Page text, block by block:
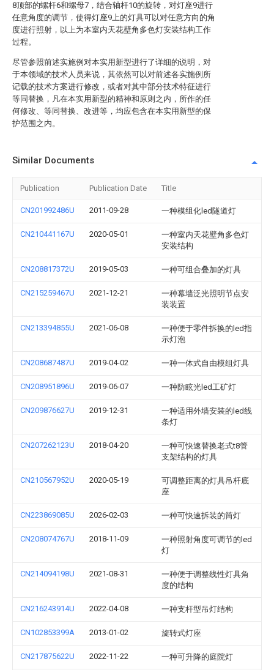
8顶部的螺杆6和螺母7，结合轴杆10的旋转，对灯座9进行
任意角度的调节，使得灯座9上的灯具可以对任意方向的角
度进行照射，以上为本室内天花壁角多色灯安装结构工作
过程。
尽管参照前述实施例对本实用新型进行了详细的说明，对
于本领域的技术人员来说，其依然可以对前述各实施例所
记载的技术方案进行修改，或者对其中部分技术特征进行
等同替换，凡在本实用新型的精神和原则之内，所作的任
何修改、等同替换、改进等，均应包含在本实用新型的保
护范围之内。
Similar Documents
Publication Publication Date Title
CN201992486U 2011-09-28 一种模组化led隧道灯
CN210441167U 2020-05-01
一种室内天花壁角多色灯
安装结构
CN208817372U 2019-05-03 一种可组合叠加的灯具
CN215259467U 2021-12-21
一种幕墙泛光照明节点安
装装置
CN213394855U 2021-06-08
一种便于零件拆换的led指
示灯泡
CN208687487U 2019-04-02 一种一体式自由模组灯具
CN208951896U 2019-06-07 一种防眩光led工矿灯
CN209876627U 2019-12-31
一种适用外墙安装的led线
条灯
CN207262123U 2018-04-20
一种可快速替换老式t8管
支架结构的灯具
CN210567952U 2020-05-19
可调整距离的灯具吊杆底
座
CN223869085U 2026-02-03 一种可快速拆装的筒灯
CN208074767U 2018-11-09
一种照射角度可调节的led
灯
CN214094198U 2021-08-31
一种便于调整线性灯具角
度的结构
CN216243914U 2022-04-08 一种支杆型吊灯结构
CN102853399A 2013-01-02 旋转式灯座
CN217875622U 2022-11-22 一种可升降的庭院灯